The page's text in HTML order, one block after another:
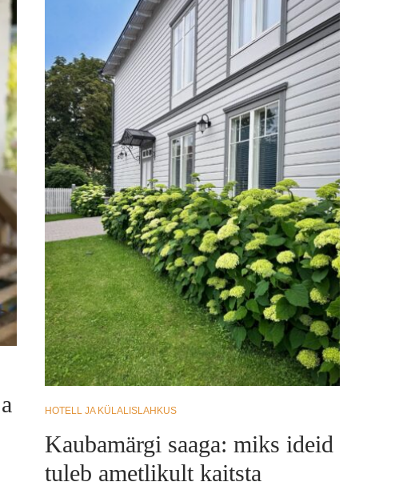
HOTELL JA KÜLALISLAHKUS
Kaubamärgi saaga: miks ideid
tuleb ametlikult kaitsta